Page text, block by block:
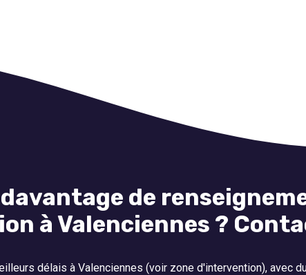
de
à Valenciennes ?
délais à Valenciennes (voir zone d'intervention), avec